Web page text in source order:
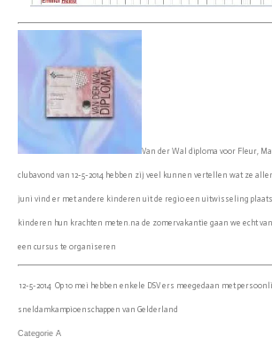
Van der Wal diploma voor Fleur,
clubavond van 12-5-2014 hebben zij veel kunnen vertellen wat ze
juni vind er met andere kinderen uit de regio een uitwisseling
kinderen hun krachten meten.na de zomervakantie gaan we echt
een cursus te organiseren
12-5-2014 Op 10 mei hebben enkele DSV ers meegedaan met
sneldamkampioenschappen van Gelderland
Categorie A